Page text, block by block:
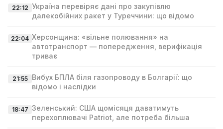
22:12 Україна перевіряє дані про закупівлю
далекобійних ракет у Туреччини: що відомо
22:04 Херсонщина: «вільне полювання» на
автотранспорт — попередження, верифікація
триває
21:55
Вибух БПЛА біля газопроводу в Болгарії: що
відомо і наслідки
18:47 Зеленський: США щомісяця даватимуть
перехоплювачі Patriot, але потреба більша